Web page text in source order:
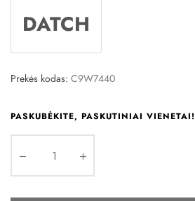
DATCH
Prekės kodas: C9W7440
PASKUBĖKITE, PASKUTINIAI VIENETAI!